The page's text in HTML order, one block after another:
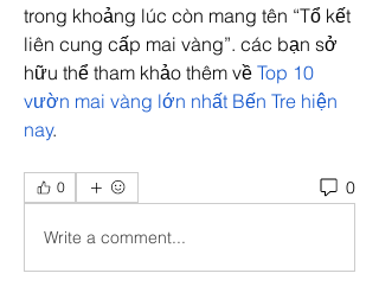
trong khoảng lúc còn mang tên “Tổ kết
liên cung cấp mai vàng”. các bạn sở
hữu thể tham khảo thêm về Top 10
vườn mai vàng lớn nhất Bến Tre hiện
nay.
0 0
Write a comment...